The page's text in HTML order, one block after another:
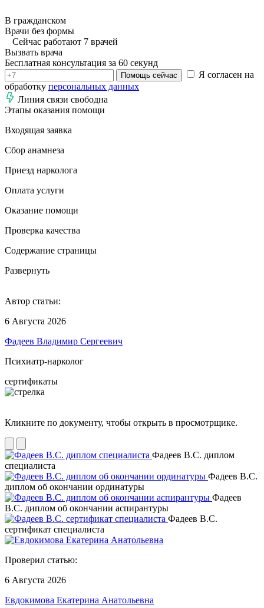
В гражданском
Врачи без формы
Сейчас работают 7 врачей
Вызвать врача
Бесплатная консультация за 60 секунд
Помощь сейчас
Я согласен на
обработку персональных данных
Линия связи свободна
Этапы оказания помощи
Входящая заявка
Сбор анамнеза
Приезд нарколога
Оплата услуги
Оказание помощи
Проверка качества
Содержание страницы
Развернуть
Автор статьи:
6 Августа 2026
Фадеев Владимир Сергеевич
Психиатр-нарколог
сертификаты
Кликните по документу, чтобы открыть в просмотрщике.
Фадеев В.С. диплом
специалиста
Фадеев В.С.
диплом об окончании ординатуры
Фадеев
В.С. диплом об окончании аспирантуры
Фадеев В.С.
сертификат специалиста
Проверил статью:
6 Августа 2026
Евдокимова Екатерина Анатольевна